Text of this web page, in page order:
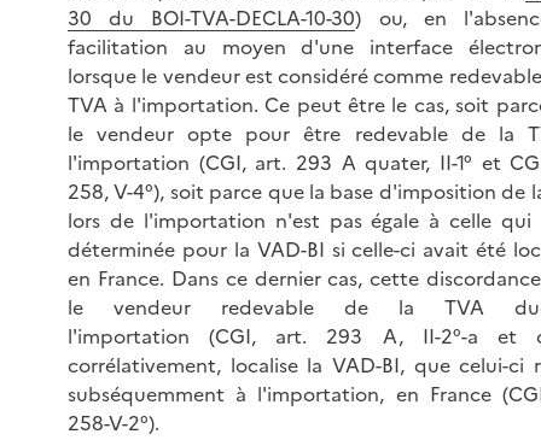
30 du BOI-TVA-DECLA-10-30) ou, en
facilitation au moyen d'une interface
lorsque le vendeur est considéré comme
TVA à l'importation. Ce peut être le cas, soit
le vendeur opte pour être redevable de la
l'importation (CGI, art. 293 A quater, II-1° et
258, V-4°), soit parce que la base d'imposition de
lors de l'importation n'est pas égale à celle qui
déterminée pour la VAD-BI si celle-ci avait été
en France. Dans ce dernier cas, cette
le vendeur redevable de la TVA
l'importation (CGI, art. 293 A, II-2°-a et
corrélativement, localise la VAD-BI, que celui-ci
subséquemment à l'importation, en France
258-V-2°).